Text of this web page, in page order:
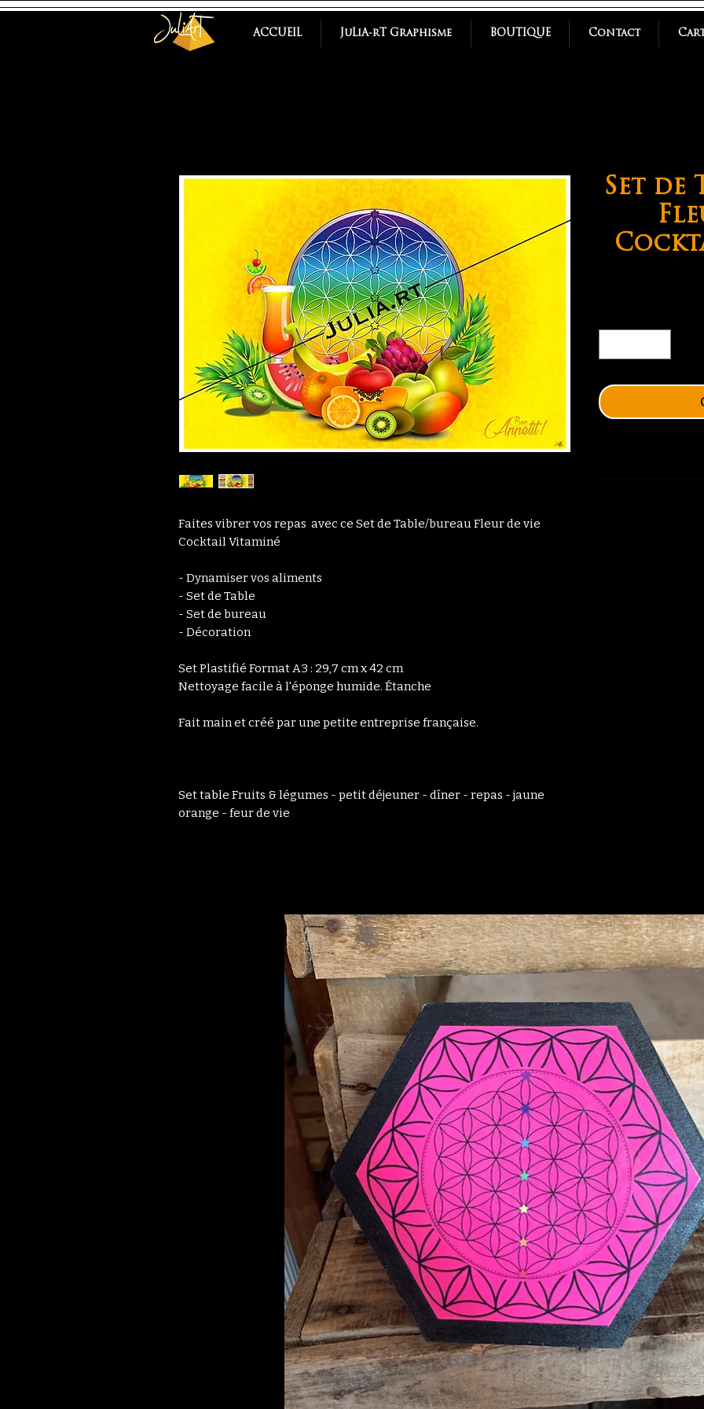
ACCUEIL JuLiA-rT Graphisme BOUTIQUE Contact
Faites vibrer vos repas avec ce Set de Table/bureau Fleur de vie
Cocktail Vitaminé
- Dynamiser vos aliments
- Set de Table
- Set de bureau
- Décoration
​Set Plastifié Format A3 : 29,7 cm x 42 cm
Nettoyage facile à l'éponge humide. Étanche
Fait main et créé par une petite entreprise française.
Set table Fruits & légumes - petit déjeuner - dîner - repas - jaune
orange - feur de vie
Set de